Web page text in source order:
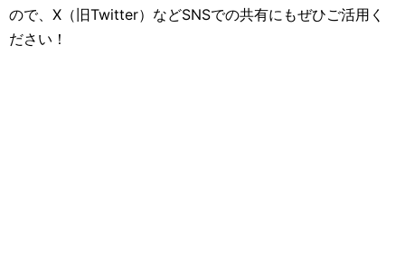
ので、X（旧Twitter）などSNSでの共有にもぜひご活用く
ださい！